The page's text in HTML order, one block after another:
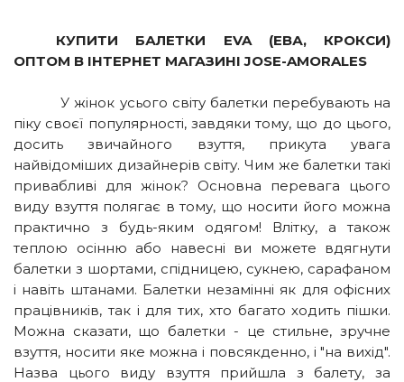
КУПИТИ БАЛЕТКИ EVA (ЕВА, КРОКСИ)
ОПТОМ В ІНТЕРНЕТ МАГАЗИНІ JOSE-AMORALES
У жінок усього світу балетки перебувають на
піку своєї популярності, завдяки тому, що до цього,
досить звичайного взуття, прикута увага
найвідоміших дизайнерів світу. Чим же балетки такі
привабливі для жінок? Основна перевага цього
виду взуття полягає в тому, що носити його можна
практично з будь-яким одягом! Влітку, а також
теплою осінню або навесні ви можете вдягнути
балетки з шортами, спідницею, сукнею, сарафаном
і навіть штанами. Балетки незамінні як для офісних
працівників, так і для тих, хто багато ходить пішки.
Можна сказати, що балетки - це стильне, зручне
взуття, носити яке можна і повсякденно, і "на вихід".
Назва цього виду взуття прийшла з балету, за